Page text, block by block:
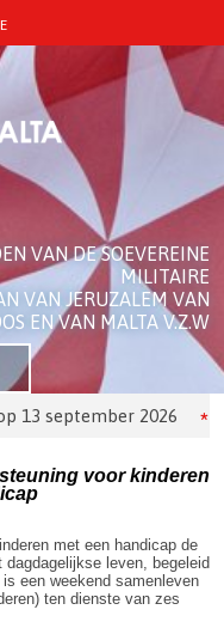
VAN DE SOEVEREINE
MILITAIRE
VAN JERUZALEM VAN
EN VAN MALTA V.Z.W
september 2026
voor kinderen
met een handicap de
leven, begeleid
een weekend samenleven
ten dienste van zes